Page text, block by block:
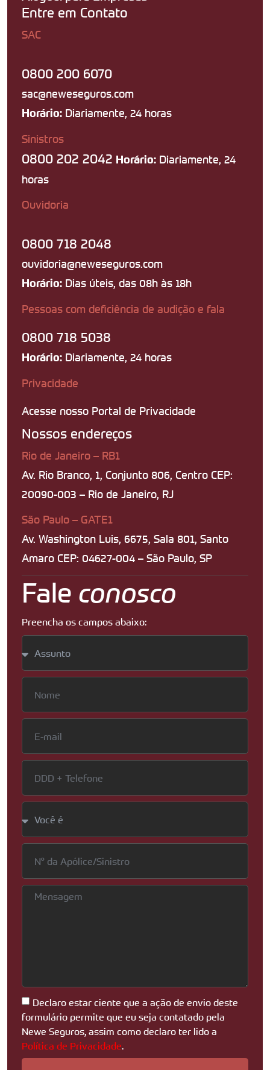
Entre em Contato
SAC
0800 200 6070
sac@neweseguros.com
Horário: Diariamente, 24 horas
Sinistros
0800 202 2042 Horário: Diariamente, 24
horas
Ouvidoria
0800 718 2048
ouvidoria@neweseguros.com
Horário: Dias úteis, das 08h às 18h
Pessoas com deficiência de audição e fala
0800 718 5038
Horário: Diariamente, 24 horas
Privacidade
Acesse nosso Portal de Privacidade
Nossos endereços
Rio de Janeiro – RB1
Av. Rio Branco, 1, Conjunto 806, Centro CEP:
20090-003 – Rio de Janeiro, RJ
São Paulo – GATE1
Av. Washington Luis, 6675, Sala 801, Santo
Amaro CEP: 04627-004 – São Paulo, SP
Fale conosco
Preencha os campos abaixo:
Declaro estar ciente que a ação de envio deste
formulário permite que eu seja contatado pela
Newe Seguros, assim como declaro ter lido a
Política de Privacidade.